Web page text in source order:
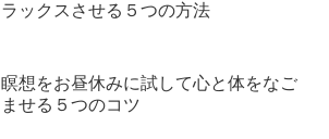
ラックスさせる５つの方法
瞑想をお昼休みに試して心と体をなご
ませる５つのコツ